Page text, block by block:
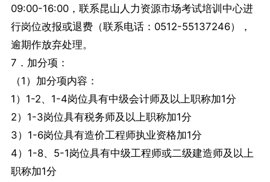
09:00-16:00，联系昆山人力资源市场考试培训中心进
行岗位改报或退费（联系电话：0512-55137246），
逾期作放弃处理。
7．加分项：
（1）加分项内容：
1）1-2、1-4岗位具有中级会计师及以上职称加1分
2）1-3岗位具有税务师及以上职称加1分
3）1-6岗位具有造价工程师执业资格加1分
4）1-8、5-1岗位具有中级工程师或二级建造师及以上
职称加1分